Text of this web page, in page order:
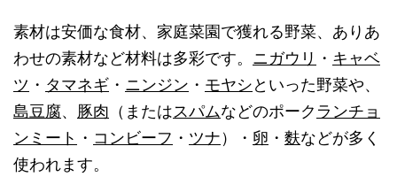
素材は安価な食材、家庭菜園で獲れる野菜、ありあ
わせの素材など材料は多彩です。 ニガウリ ・ キャベ
ツ ・ タマネギ ・ ニンジン ・ モヤシといった野菜や、
島豆腐、 豚肉 （またはスパムなどのポーク ランチョ
ンミート ・ コンビーフ ・ ツナ）・ 卵 ・ 麩などが多く
使われます。